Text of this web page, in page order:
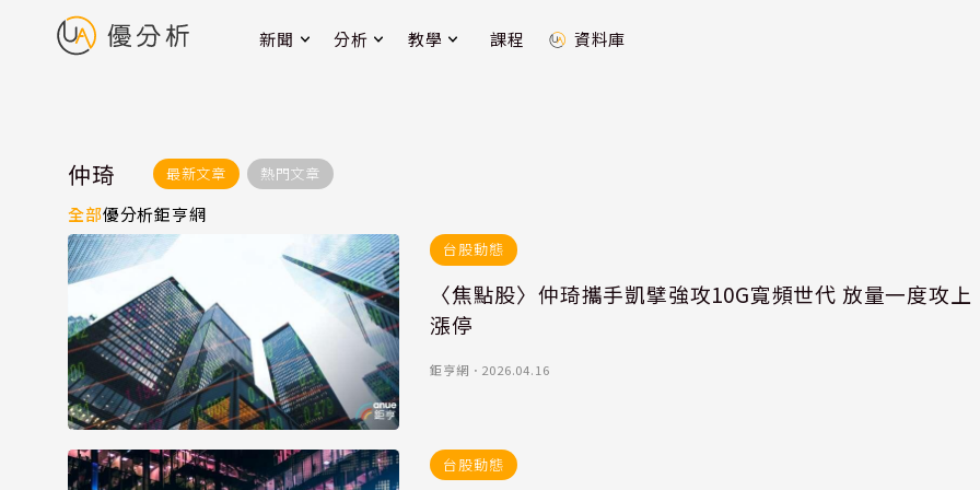
新聞 分析 教學 課程 資料庫
仲琦 最新文章 熱門文章
全部優分析鉅亨網
台股動態
〈焦點股〉仲琦攜手凱擘強攻10G寬頻世代 放量一度攻上
漲停
鉅亨網 ． 2026.04.16
台股動態